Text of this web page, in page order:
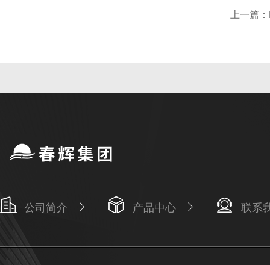
上一篇：
公司简介 产品中心 联系